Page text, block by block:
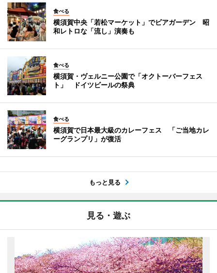
食べる
横須賀中央「若松マーケット」でビアガーデン 昭
和レトロな「流し」演奏も
食べる
横須賀・ヴェルニー公園で「オクトーバーフェス
ト」 ドイツビールの祭典
食べる
横須賀で日本最大級のカレーフェス 「ご当地カレ
ーグランプリ」が復活
もっと見る
見る・遊ぶ